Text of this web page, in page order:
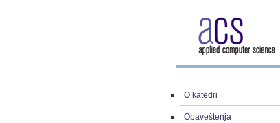
O katedri
Obaveštenja